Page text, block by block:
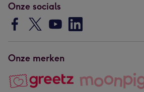
Onze socials
Onze merken